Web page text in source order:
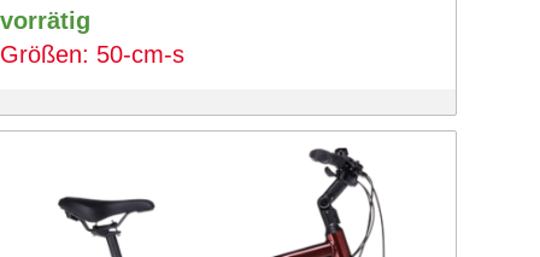
Preis
war:
899 €
699 €.
vorrätig
Größen: 50-cm-s